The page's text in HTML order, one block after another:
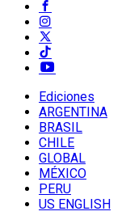
Ediciones
ARGENTINA
BRASIL
CHILE
GLOBAL
MÉXICO
PERU
US ENGLISH